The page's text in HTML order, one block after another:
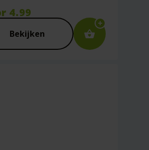
4.99
Bekijken